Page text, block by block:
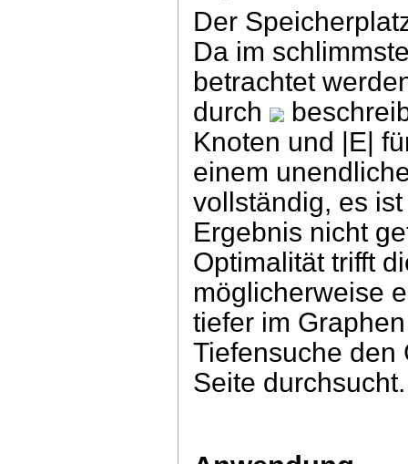
Der
Da im
betrachtet
durch
Knoten und |E|
einem
vollständig, es
Ergebnis nicht
Optimalität trifft
möglicherweise
tiefer im
Tiefensuche den
Seite durchsucht.